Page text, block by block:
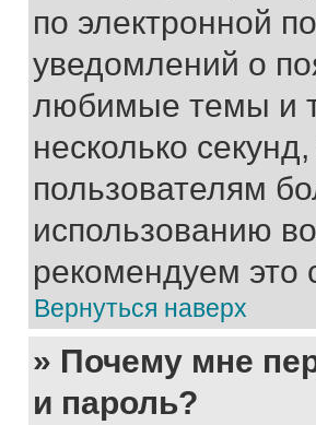
по электронной
уведомлений о
любимые темы и
несколько
пользователям
использованию
рекомендуем это
Вернуться наверх
» Почему мне
и пароль?